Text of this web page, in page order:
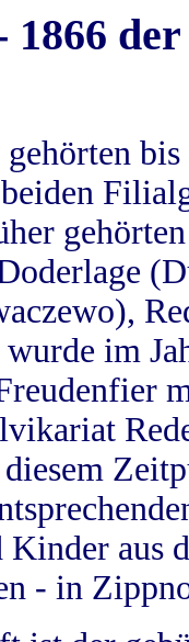
1866
im
Kinder aus
- in